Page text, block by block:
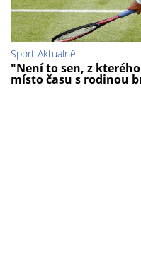
Sport Aktuálně
"Není to sen, z
místo času s rodinou